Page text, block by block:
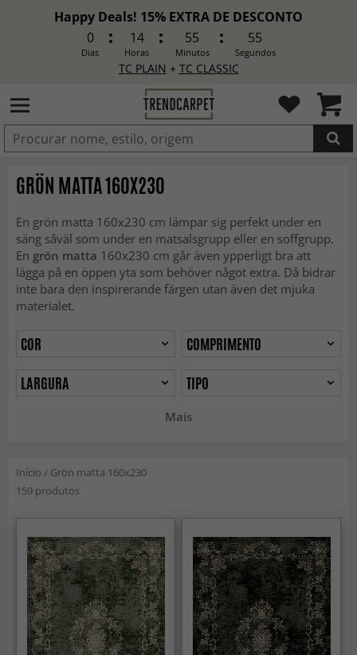
Happy Deals! 15% EXTRA DE DESCONTO
0
Dias
14
Horas
55
Minutos
52
Segundos
TC PLAIN + TC CLASSIC
ADICIONADO
GRÖN MATTA 160X230
En grön matta 160x230 cm lämpar sig perfekt under en
säng såväl som under en matsalsgrupp eller en soffgrupp.
En grön matta 160x230 cm går även ypperligt bra att
lägga på en öppen yta som behöver något extra. Då bidrar
inte bara den inspirerande färgen utan även det mjuka
materialet.
Mais
COR
COMPRIMENTO
LARGURA
TIPO
Início / Grön matta 160x230
159 produtos